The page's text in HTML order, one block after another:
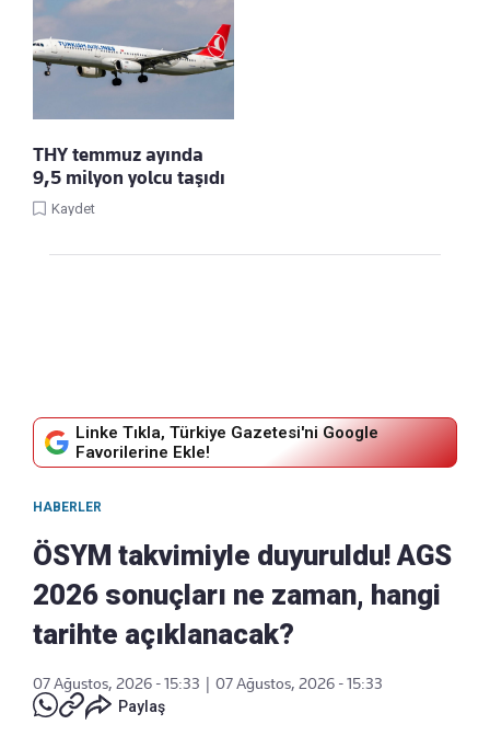
THY temmuz ayında
9,5 milyon yolcu taşıdı
Kaydet
Linke Tıkla, Türkiye Gazetesi'ni Google
Favorilerine Ekle!
HABERLER
ÖSYM takvimiyle duyuruldu! AGS
2026 sonuçları ne zaman, hangi
tarihte açıklanacak?
07 Ağustos, 2026 - 15:33 | 07 Ağustos, 2026 - 15:33
Paylaş